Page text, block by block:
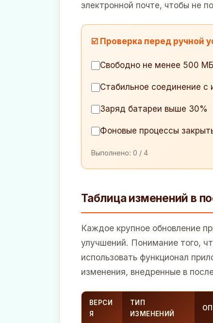
электронной почте, чтобы не
☑️ Проверка перед ручной
Свободно не менее 500
Стабильное соединение с
Заряд батареи выше 30%
Фоновые процессы
Выполнено: 0 / 4
Таблица изменений в
Каждое крупное обновление
улучшений. Понимание того,
использовать функционал
изменения, внедренные в
ВЕРСИ
Я
ТИП
ИЗМЕНЕНИЙ